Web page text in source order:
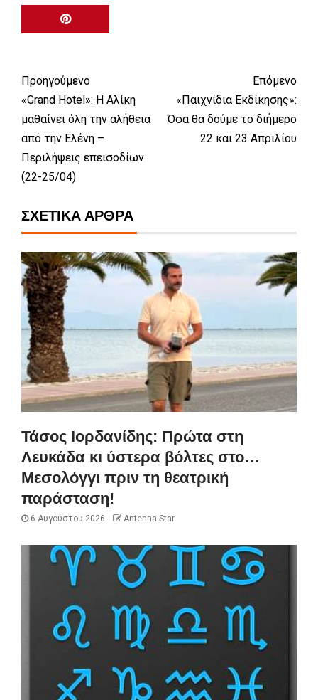
Προηγούμενο
«Grand Hotel»: Η Αλίκη
μαθαίνει όλη την αλήθεια
από την Ελένη –
Περιλήψεις επεισοδίων
(22-25/04)
Επόμενο
«Παιχνίδια Εκδίκησης»:
Όσα θα δούμε το διήμερο
22 και 23 Απριλίου
ΣΧΕΤΙΚΆ ΆΡΘΡΑ
Τάσος Ιορδανίδης: Πρώτα στη
Λευκάδα κι ύστερα βόλτες στο…
Μεσολόγγι πριν τη θεατρική
παράσταση!
6 Αυγούστου 2026 Antenna-Star